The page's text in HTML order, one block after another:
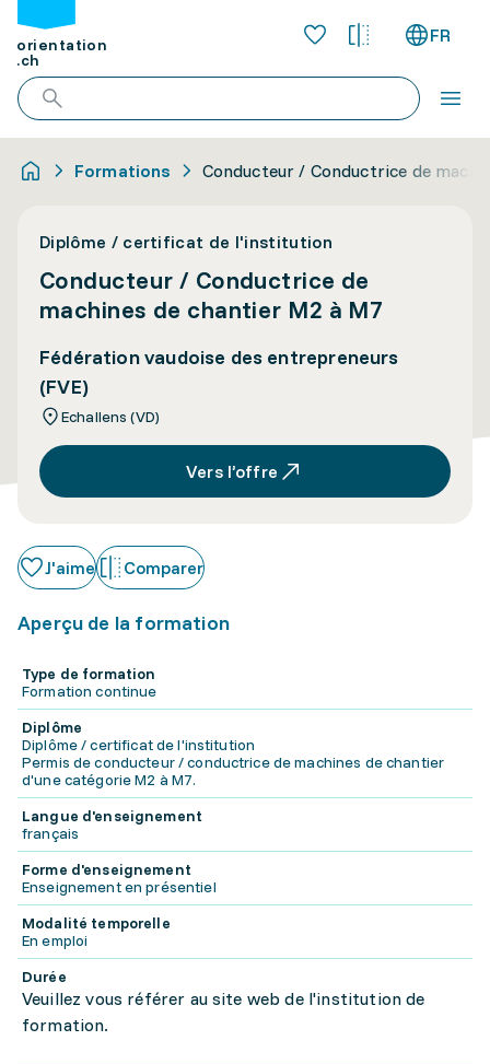
orientation
.ch
FR
Formations Conducteur / Conductrice de
Diplôme / certificat de l'institution
Conducteur / Conductrice de
machines de chantier M2 à M7
Fédération vaudoise des entrepreneurs
(FVE)
Echallens (VD)
Vers l’offre
J'aime Comparer
Aperçu de la formation
Type de formation
Formation continue
Diplôme
Diplôme / certificat de l'institution
Permis de conducteur / conductrice de machines de chantier
d'une catégorie M2 à M7.
Langue d'enseignement
français
Forme d'enseignement
Enseignement en présentiel
Modalité temporelle
En emploi
Durée
Veuillez vous référer au site web de l'institution de
formation.